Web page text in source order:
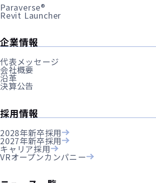
Paraverse®
Revit Launcher
企業情報
代表メッセージ
会社概要
沿革
決算公告
採用情報
2028年新卒採用
2027年新卒採用
キャリア採用
VRオープンカンパニー